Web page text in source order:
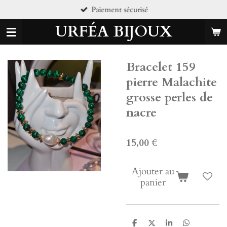
au
contenu
principal
URFÉA BIJOUX
Bracelet 159
pierre Malachite
grosse perles de
nacre
15,00 €
Ajouter au
panier